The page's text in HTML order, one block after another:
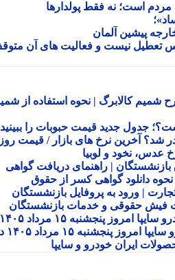
است؛ نه فقط پولدارها
پیشین آلمان
نیست و فعالیت های آن متوقف
کالابرگ | نحوه استفاده از شمیم
جدید قیمت حبوبات را ببینید /
آخرین نرخ های بازار / قیمت روز
نخود و لوبیا
| راهنمای دریافت گواهی
دانلود گواهی کسر از حقوق
| ورود به پروفایل بازنشستگان
حقوقی و خدمات بازنشستگان
قیمت خودروهای ایران خودرو سایپا امروز پنجشنبه ۱۵ مرداد ۱۴۰۵ |
قیمت خودروهای ایران خودرو سایپا امروز پنجشنبه ۱۵ مرداد ۱۴۰۵ در
ایران خودرو و سایپا